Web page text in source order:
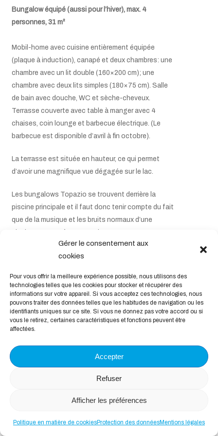
Gérer le consentement aux
cookies
Pour vous offrir la meilleure expérience possible, nous utilisons des
technologies telles que les cookies pour stocker et récupérer des
informations sur votre appareil. Si vous acceptez ces technologies, nous
pouvons traiter des données telles que les habitudes de navigation ou les
identifiants uniques sur ce site. Si vous ne donnez pas votre accord ou si
vous le retirez, certaines caractéristiques et fonctions peuvent être
affectées.
Accepter
Refuser
Afficher les préférences
Politique en matière de cookiesProtection des donnéesMentions légales
Bungalow équipé (aussi pour l’hiver), max. 4
personnes, 31 m²
Mobil-home avec cuisine entièrement équipée
(plaque à induction), canapé et deux chambres: une
chambre avec un lit double (160×200 cm); une
chambre avec deux lits simples (180×75 cm). Salle
de bain avec douche, WC et sèche-cheveux.
Terrasse couverte avec table à manger avec 4
chaises, coin lounge et barbecue électrique. (Le
barbecue est disponible d’avril à fin octobre).
La terrasse est située en hauteur, ce qui permet
d’avoir une magnifique vue dégagée sur le lac.
Les bungalows Topazio se trouvent derrière la
piscine principale et il faut donc tenir compte du fait
que de la musique et les bruits normaux d’une
Pendant la saison estivale, le séjour minimum est de
lundi et vendredi.
Check in: 16:30 et check out: 9:00. Les chiens sont
les bienvenus.
Il est interdit de fumer dans le bungalow. Les chiens
ne sont pas autorisés sur le canapé ni sur les lits.
Veuillez laisser les lieux balayés. Les éventuels